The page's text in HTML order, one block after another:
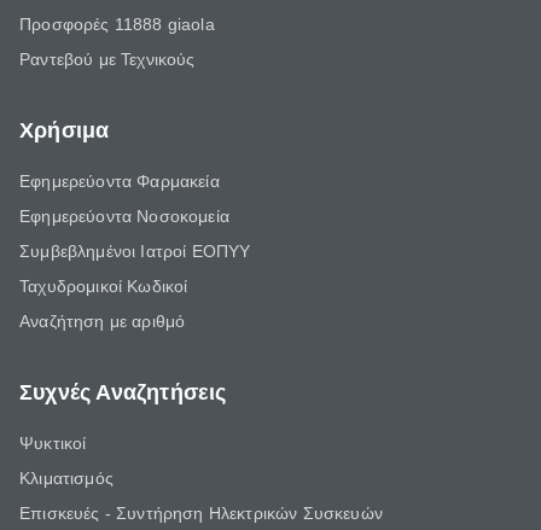
Προσφορές 11888 giaola
Ραντεβού με Τεχνικούς
Χρήσιμα
Εφημερεύοντα Φαρμακεία
Εφημερεύοντα Νοσοκομεία
Συμβεβλημένοι Ιατροί ΕΟΠΥΥ
Ταχυδρομικοί Κωδικοί
Αναζήτηση με αριθμό
Συχνές Αναζητήσεις
Ψυκτικοί
Κλιματισμός
Επισκευές - Συντήρηση Ηλεκτρικών Συσκευών